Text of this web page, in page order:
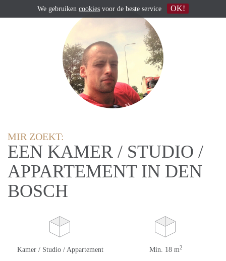
MIR ZOEKT:
EEN KAMER / STUDIO /
APPARTEMENT IN DEN
BOSCH
Kamer / Studio / Appartement Min. 18 m2
We gebruiken cookies voor de beste service OK!